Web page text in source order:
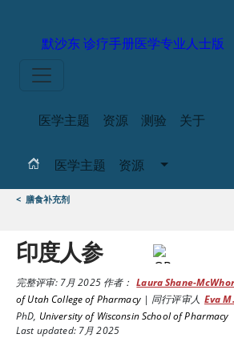
默沙东 诊疗手册医学专业人士版
医学主题 资源 测验 关于
医学主题 资源
< 膳食补充剂
印度人参
完整评审:7月 2025作者： Laura Shane-
of Utah College of Pharmacy| 同行评审人 Eva
PhD, University of Wisconsin School of Pharmacy
Last updated: 7月 2025